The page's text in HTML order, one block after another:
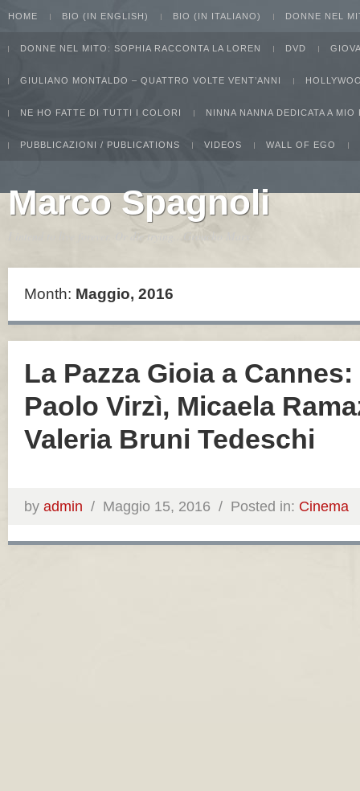
HOME BIO (IN ENGLISH) BIO (IN ITALIANO) DONNE NEL
DONNE NEL MITO: SOPHIA RACCONTA LA LOREN DVD
GIULIANO MONTALDO – QUATTRO VOLTE VENT’ANNI
NE HO FATTE DI TUTTI I COLORI NINNA NANNA DEDICATA A MIO
PUBBLICAZIONI / PUBLICATIONS VIDEOS WALL OF EGO
Marco Spagnoli
Month: Maggio, 2016
La Pazza Gioia a
Paolo Virzì, Micaela
Valeria Bruni Tedeschi
by admin / Maggio 15, 2016 / Posted in: Cinema